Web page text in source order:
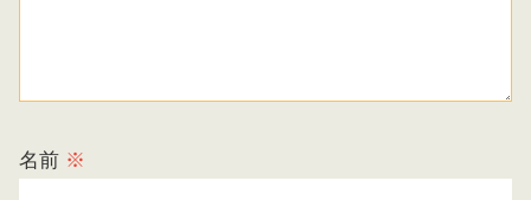
名前 ※